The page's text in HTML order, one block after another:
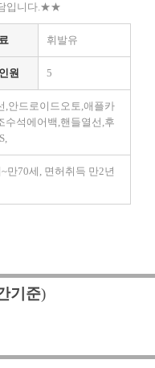
입니다.★★
휘발유
원 5
,안드로이드오토,애플카
수석에어백,핸들열선,후
만70세, 면허취득 만2년
기준)